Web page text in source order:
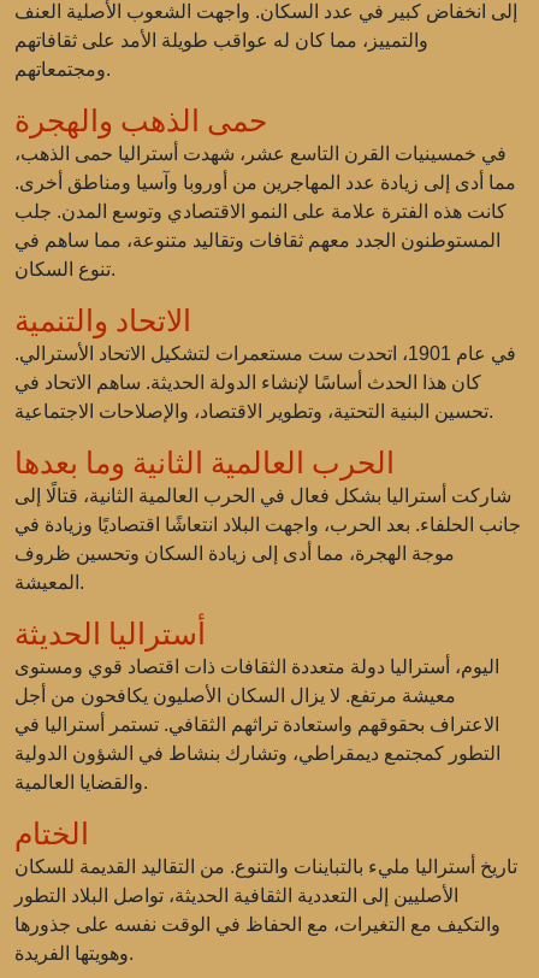
إلى انخفاض كبير في عدد السكان. واجهت الشعوب الأصلية العنف
والتمييز، مما كان له عواقب طويلة الأمد على ثقافاتهم
ومجتمعاتهم.
حمى الذهب والهجرة
في خمسينيات القرن التاسع عشر، شهدت أستراليا حمى الذهب،
مما أدى إلى زيادة عدد المهاجرين من أوروبا وآسيا ومناطق أخرى.
كانت هذه الفترة علامة على النمو الاقتصادي وتوسع المدن. جلب
المستوطنون الجدد معهم ثقافات وتقاليد متنوعة، مما ساهم في
تنوع السكان.
الاتحاد والتنمية
في عام 1901، اتحدت ست مستعمرات لتشكيل الاتحاد الأسترالي.
كان هذا الحدث أساسًا لإنشاء الدولة الحديثة. ساهم الاتحاد في
تحسين البنية التحتية، وتطوير الاقتصاد، والإصلاحات الاجتماعية.
الحرب العالمية الثانية وما بعدها
شاركت أستراليا بشكل فعال في الحرب العالمية الثانية، قتالًا إلى
جانب الحلفاء. بعد الحرب، واجهت البلاد انتعاشًا اقتصاديًا وزيادة في
موجة الهجرة، مما أدى إلى زيادة السكان وتحسين ظروف
المعيشة.
أستراليا الحديثة
اليوم، أستراليا دولة متعددة الثقافات ذات اقتصاد قوي ومستوى
معيشة مرتفع. لا يزال السكان الأصليون يكافحون من أجل
الاعتراف بحقوقهم واستعادة تراثهم الثقافي. تستمر أستراليا في
التطور كمجتمع ديمقراطي، وتشارك بنشاط في الشؤون الدولية
والقضايا العالمية.
الختام
تاريخ أستراليا مليء بالتباينات والتنوع. من التقاليد القديمة للسكان
الأصليين إلى التعددية الثقافية الحديثة، تواصل البلاد التطور
والتكيف مع التغيرات، مع الحفاظ في الوقت نفسه على جذورها
وهويتها الفريدة.